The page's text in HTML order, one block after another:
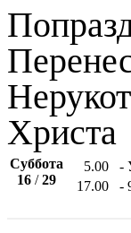
Христа
Суббота
16 /29
5.00
-
17.00
-